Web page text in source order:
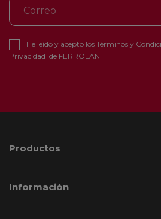
He leído y acepto los Términos y
Privacidad de FERROLAN
Productos
Información